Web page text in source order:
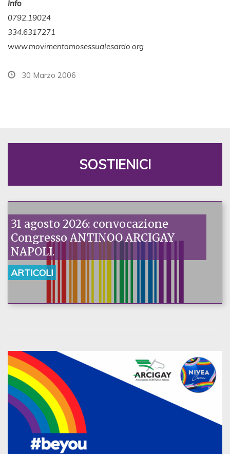
Info
0792.19024
334.6317271
www.movimentomosessualesardo.org
30 Marzo 2006
SOSTIENICI
31 agosto 2026: convocazione
Congresso ANTINOO ARCIGAY
NAPOLI.
ARTICOLI